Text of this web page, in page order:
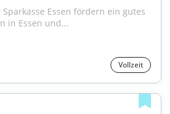
Essen fördern ein gutes
in Essen und...
Vollzeit